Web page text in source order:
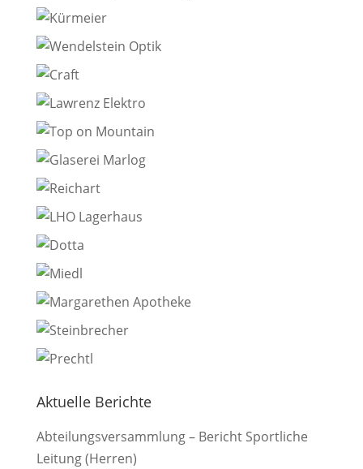
Aktuelle Berichte
Abteilungsversammlung – Bericht Sportliche
Leitung (Herren)